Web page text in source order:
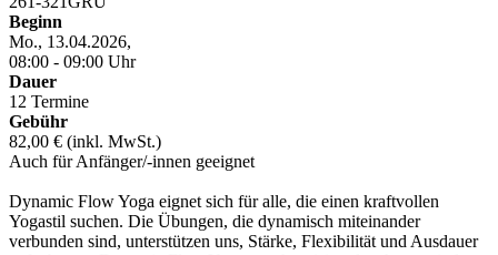
Beginn
Mo., 13.04.2026,
08:00 - 09:00 Uhr
Dauer
12 Termine
Gebühr
82,00 € (inkl. MwSt.)
Auch für Anfänger/-innen geeignet
Dynamic Flow Yoga eignet sich für alle, die einen kraftvollen
Yogastil suchen. Die Übungen, die dynamisch miteinander
verbunden sind, unterstützen uns, Stärke, Flexibilität und Ausdauer